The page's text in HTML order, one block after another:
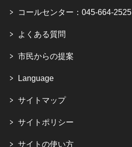
コールセンター：045-664-2525
よくある質問
市民からの提案
Language
サイトマップ
サイトポリシー
サイトの使い方